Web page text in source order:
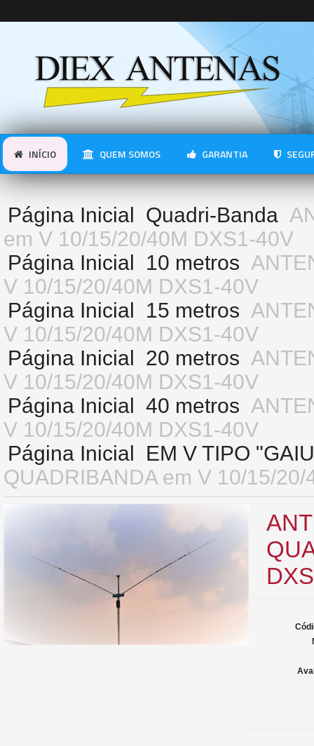
INÍCIO QUEM SOMOS GARANTIA
Página Inicial Quadri-Banda
em V 10/15/20/40M DXS1-40V
Página Inicial
10 metros
V 10/15/20/40M DXS1-40V
Página Inicial
15 metros
V 10/15/20/40M DXS1-40V
Página Inicial 20 metros
V 10/15/20/40M DXS1-40V
Página Inicial 40 metros
V 10/15/20/40M DXS1-40V
Página Inicial
EM V TIPO
QUADRIBANDA em V 10/15/